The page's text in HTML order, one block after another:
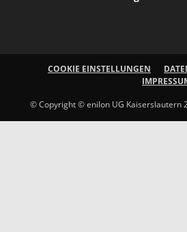
COOKIE EINSTELLUNGEN
© Copyright © enilon UG Kaiserslautern